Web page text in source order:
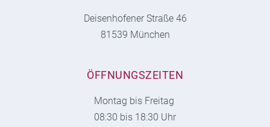
Deisenhofener Straße 46
81539 München
ÖFFNUNGSZEITEN
Montag bis Freitag
08:30 bis 18:30 Uhr